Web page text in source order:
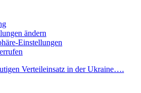
ändern
Einstellungen
Verteileinsatz in der Ukraine….